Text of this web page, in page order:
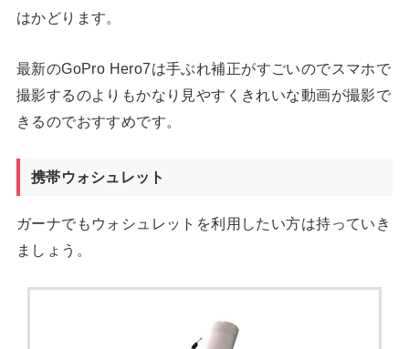
はかどります。
最新のGoPro Hero7は手ぶれ補正がすごいのでスマホで
撮影するのよりもかなり見やすくきれいな動画が撮影で
きるのでおすすめです。
携帯ウォシュレット
ガーナでもウォシュレットを利用したい方は持っていき
ましょう。